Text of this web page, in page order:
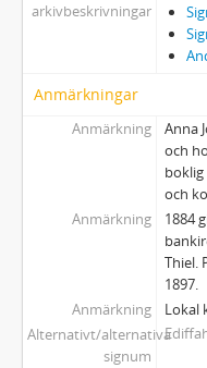
arkivbeskrivningar
Anmärkningar
Anmärkning
Anna
och
och
Anmärkning
1884
Thiel.
1897.
Anmärkning
Lokal
Alternativt/alternativa
signum